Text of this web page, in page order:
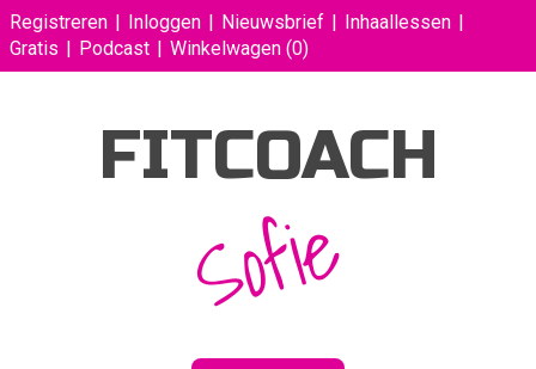
Registreren Inloggen Nieuwsbrief
Inhaallessen
Gratis
Podcast Winkelwagen (0)
FITCOACH
Sofie